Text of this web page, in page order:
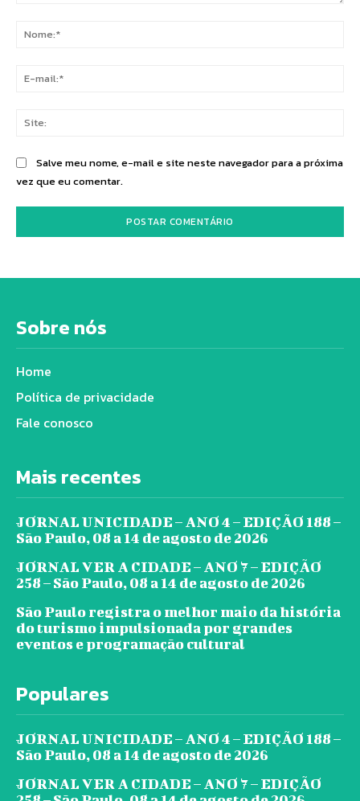
Salve meu nome, e-mail e site neste navegador para a próxima
vez que eu comentar.
Sobre nós
Home
Política de privacidade
Fale conosco
Mais recentes
JORNAL UNICIDADE – ANO 4 – EDIÇÃO 188 –
São Paulo, 08 a 14 de agosto de 2026
JORNAL VER A CIDADE – ANO 7 – EDIÇÃO
258 – São Paulo, 08 a 14 de agosto de 2026
São Paulo registra o melhor maio da história
do turismo impulsionada por grandes
eventos e programação cultural
Populares
JORNAL UNICIDADE – ANO 4 – EDIÇÃO 188 –
São Paulo, 08 a 14 de agosto de 2026
JORNAL VER A CIDADE – ANO 7 – EDIÇÃO